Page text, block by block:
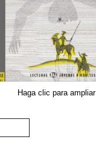
Haga clic para ampliar